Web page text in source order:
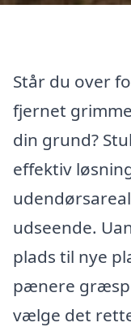
Står du over
fjernet
din grund?
effektiv
udseende.
plads til nye
pænere
vælge det